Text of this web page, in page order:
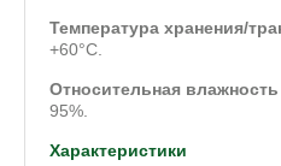
Температура хранения/
+60°C.
Относительная
95%.
Характеристики